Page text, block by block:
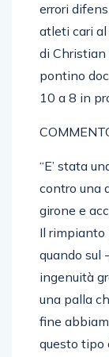
errori
atleti cari
di Christian
pontino
10 a 8 in
“E’ stata
contro una
girone e
Il rimpianto
quando sul
ingenuità
una palla
fine
questo tipo